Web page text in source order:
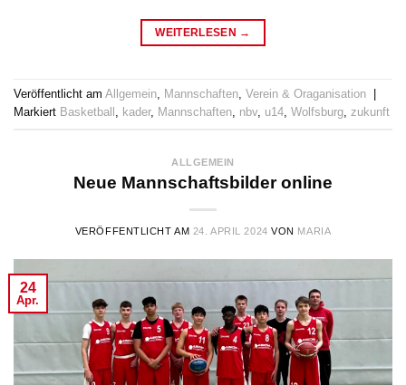
WEITERLESEN →
Veröffentlicht am Allgemein Mannschaften Verein & Oraganisation
Markiert Basketball kader, Mannschaften nbv, u14 Wolfsburg zukunft
ALLGEMEIN
Neue Mannschaftsbilder online
VERÖFFENTLICHT AM 24. APRIL 2024 VON MARIA
24
Apr.